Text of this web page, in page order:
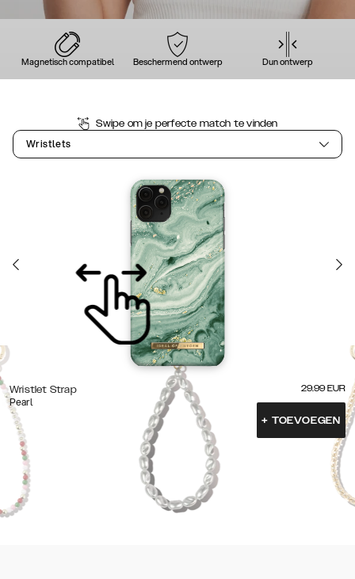
Magnetisch compatibel Beschermend ontwerp Dun ontwerp
Swipe om je perfecte match te vinden
Wristlets
Wristlet Strap
Pearl
29.99 EUR
+ TOEVOEGEN